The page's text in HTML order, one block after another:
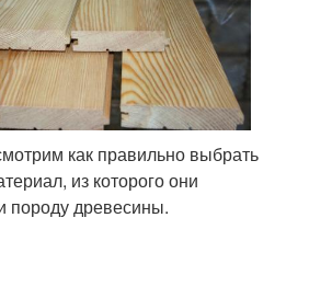
как правильно выбрать
из которого они
породу древесины.